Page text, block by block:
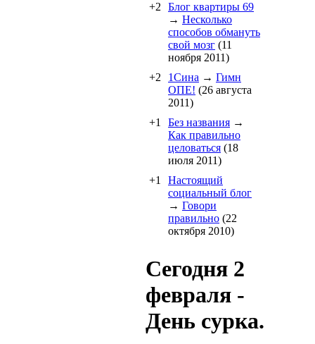
+2
Блог квартиры 69
→ Несколько
способов обмануть
свой мозг (11
ноября 2011)
+2
1Cина → Гимн
ОПЕ! (26 августа
2011)
+1
Без названия →
Как правильно
целоваться (18
июля 2011)
+1
Настоящий
социальный блог
→ Говори
правильно (22
октября 2010)
Сегодня 2
февраля -
День сурка.